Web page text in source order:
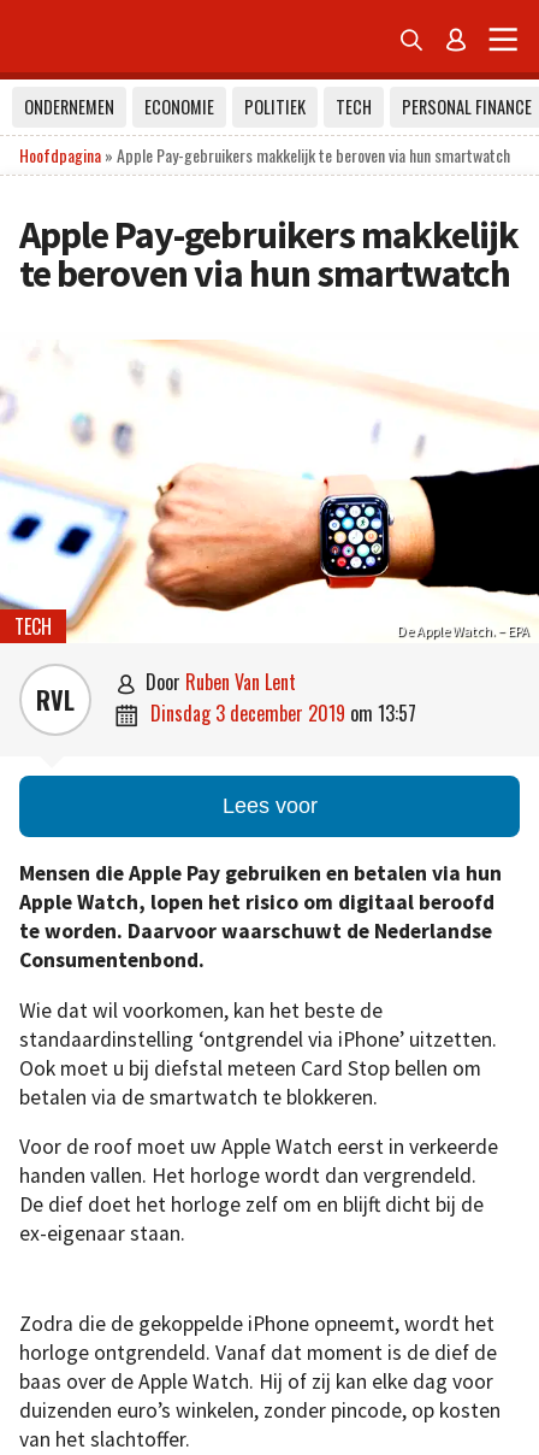
 
ONDERNEMEN ECONOMIE POLITIEK TECH
PERSONAL FINANCE
Hoofdpagina»Apple Pay-gebruikers makkelijk te beroven via hun smartwatch
Apple Pay-gebruikers makkelijk
te beroven via hun smartwatch
De Apple Watch. – EPA
TECH
RVL  door Ruben Van Lent
 dinsdag 3 december 2019 om 13:57
Lees voor
Mensen die Apple Pay gebruiken en betalen via hun
Apple Watch, lopen het risico om digitaal beroofd
te worden. Daarvoor waarschuwt de Nederlandse
Consumentenbond.
Wie dat wil voorkomen, kan het beste de
standaardinstelling ‘ontgrendel via iPhone’ uitzetten.
Ook moet u bij diefstal meteen Card Stop bellen om
betalen via de smartwatch te blokkeren.
Voor de roof moet uw Apple Watch eerst in verkeerde
handen vallen. Het horloge wordt dan vergrendeld.
De dief doet het horloge zelf om en blijft dicht bij de
ex-eigenaar staan.
Zodra die de gekoppelde iPhone opneemt, wordt het
horloge ontgrendeld. Vanaf dat moment is de dief de
baas over de Apple Watch. Hij of zij kan elke dag voor
duizenden euro’s winkelen, zonder pincode, op kosten
van het slachtoffer.